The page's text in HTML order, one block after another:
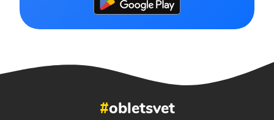
#obletsvet